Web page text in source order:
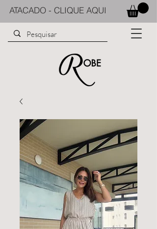
ATACADO - CLIQUE AQUI